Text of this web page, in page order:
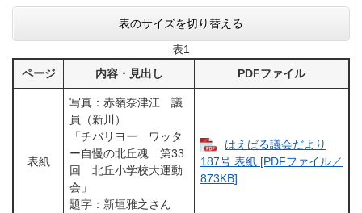
表のサイズを切り替える
表1
ページ
内容・見出し PDFファイル
表紙
写真：赤嶺奈津江 議
員（新川）
「チバリヨー ワッタ
ー自慢の北丘魂 第33
回 北丘小学校大運動
会」
題字：新垣雅之さん
はえばる議会だより
187号 表紙 [PDFファイル／
873KB]